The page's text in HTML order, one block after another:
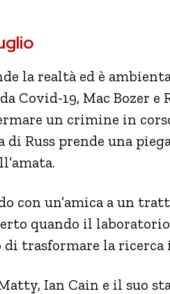
la realtà ed è
Covid-19, Mac Bozer e
un crimine in
di Russ prende una
con un’amica a un
quando il
trasformare la
Ian Cain e il suo